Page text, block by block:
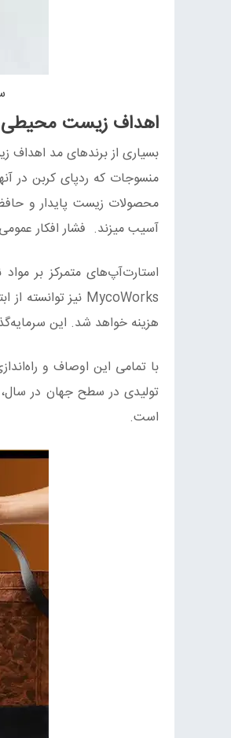
اهداف زیست محیطی
بسیاری از برندهای مد اهداف
محصولات زیست پایدار و
آسیب میزند. فشار افکار عمومی روی این برندها
هزینه خواهد شد. این
تولیدی در سطح جهان در سال،
است.